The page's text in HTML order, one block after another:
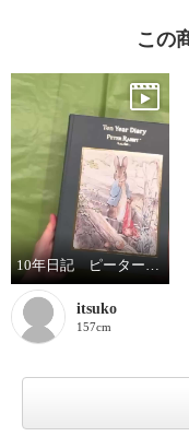
この
10年日記 ピーターと玉ねぎ
itsuko
157cm